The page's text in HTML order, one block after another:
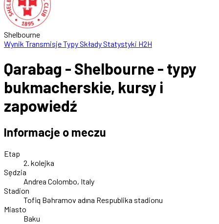
Shelbourne
Wynik TransmisjeTypySkładyStatystyki H2H
Qarabag - Shelbourne - typy
bukmacherskie, kursy i
zapowiedź
Informacje o meczu
Etap
2. kolejka
Sędzia
Andrea Colombo, Italy
Stadion
Tofiq Bəhramov adına Respublika stadionu
Miasto
Baku